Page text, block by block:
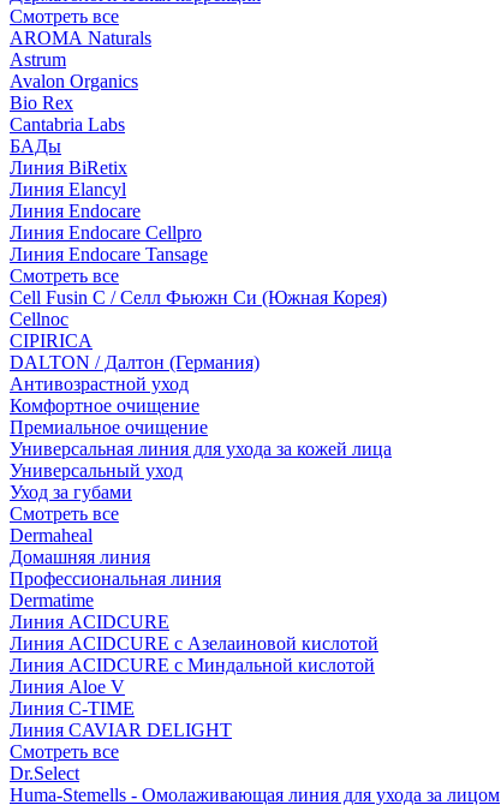
Смотреть все
AROMA Naturals
Astrum
Avalon Organics
Bio Rex
Cantabria Labs
БАДы
Линия BiRetix
Линия Elancyl
Линия Endocare
Линия Endocare Cellpro
Линия Endocare Tansage
Смотреть все
Cell Fusin C / Селл Фьюжн Си (Южная Корея)
Cellnoc
CIPIRICA
DALTON / Далтон (Германия)
Антивозрастной уход
Комфортное очищение
Премиальное очищение
Универсальная линия для ухода за кожей лица
Универсальный уход
Уход за губами
Смотреть все
Dermaheal
Домашняя линия
Профессиональная линия
Dermatime
Линия ACIDCURE
Линия ACIDCURE с Азелаиновой кислотой
Линия ACIDCURE с Миндальной кислотой
Линия Aloe V
Линия C-TIME
Линия CAVIAR DELIGHT
Смотреть все
Dr.Select
Huma-Stemells - Омолаживающая линия для ухода за лицом